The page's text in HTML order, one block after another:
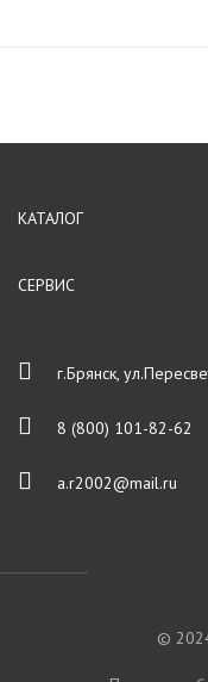
КАТАЛОГ
СЕРВИС
г.Брянск,
8 (800) 101-82-62
a.r2002@mail.ru
©